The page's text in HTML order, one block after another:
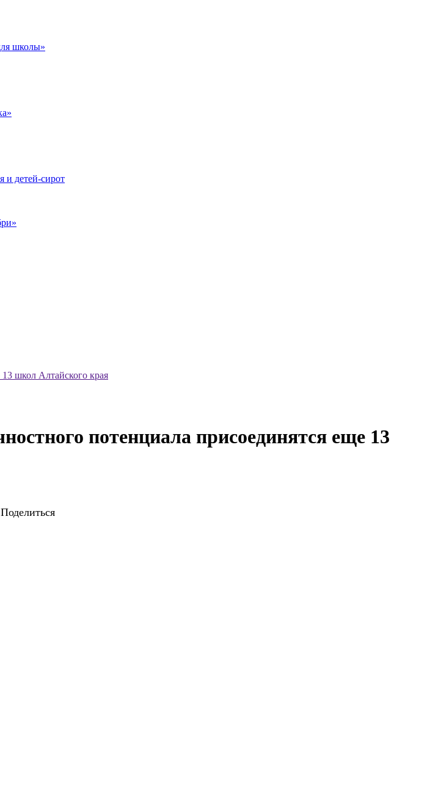
школы»
и детей-сирот
школ Алтайского края
потенциала присоединятся еще 13
Поделиться